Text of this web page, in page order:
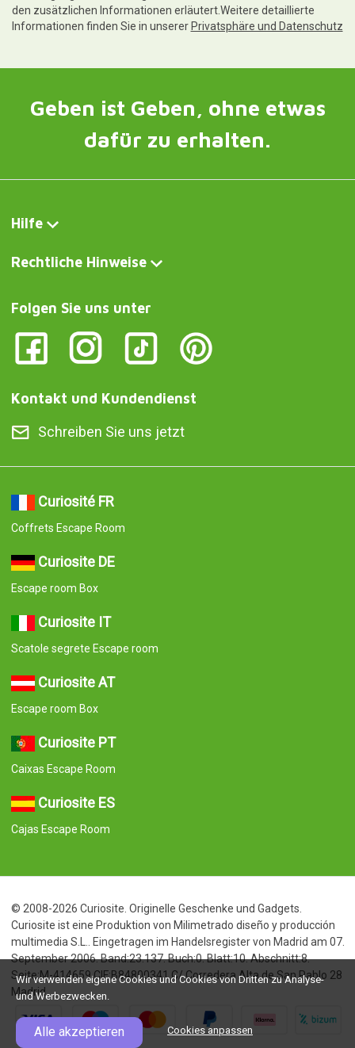
den zusätzlichen Informationen erläutert.Weitere detaillierte
Informationen finden Sie in unserer Privatsphäre und Datenschutz
Geben ist Geben, ohne etwas
dafür zu erhalten.
Hilfe
Rechtliche Hinweise
Folgen Sie uns unter
Kontakt und Kundendienst
Schreiben Sie uns jetzt
Curiosité FR
Coffrets Escape Room
Curiosite DE
Escape room Box
Curiosite IT
Scatole segrete Escape room
Curiosite AT
Escape room Box
Curiosite PT
Caixas Escape Room
Curiosite ES
Cajas Escape Room
© 2008-2026 Curiosite. Originelle Geschenke und Gadgets.
Curiosite ist eine Produktion von Milimetrado diseño y producción
multimedia S.L.. Eingetragen im Handelsregister von Madrid am 07.
September 2006. Band:23.137. Buch:0. Blatt:10. Abschnitt:8.
Seite:M-414659 CIF:B84800341 C/ Corredera Alta de San Pablo 28
Madrid
Wir verwenden eigene Cookies und Cookies von Dritten zu Analyse-
und Werbezwecken.
Alle akzeptieren Cookies anpassen